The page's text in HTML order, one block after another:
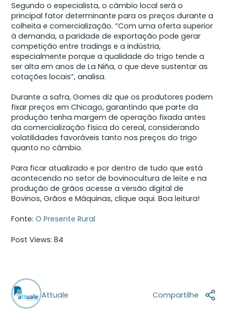
Segundo o especialista, o câmbio local será o
principal fator determinante para os preços durante a
colheita e comercialização. “Com uma oferta superior
à demanda, a paridade de exportação pode gerar
competição entre tradings e a indústria,
especialmente porque a qualidade do trigo tende a
ser alta em anos de La Niña, o que deve sustentar as
cotações locais”, analisa.
Durante a safra, Gomes diz que os produtores podem
fixar preços em Chicago, garantindo que parte da
produção tenha margem de operação fixada antes
da comercialização física do cereal, considerando
volatilidades favoráveis tanto nos preços do trigo
quanto no câmbio.
Para ficar atualizado e por dentro de tudo que está
acontecendo no setor de bovinocultura de leite e na
produção de grãos acesse a versão digital de
Bovinos, Grãos e Máquinas, clique aqui. Boa leitura!
Fonte:O Presente Rural
Post Views: 84
Attuale Compartilhe